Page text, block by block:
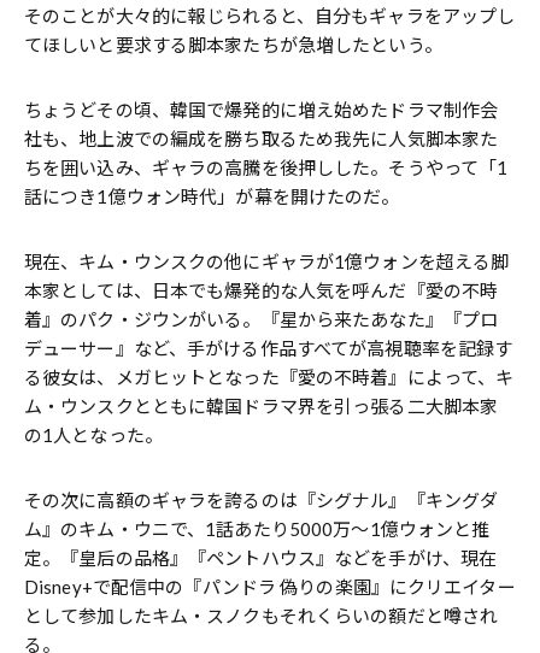
そのことが大々的に報じられると、自分もギャラをアップし
てほしいと要求する脚本家たちが急増したという。
ちょうどその頃、韓国で爆発的に増え始めたドラマ制作会
社も、地上波での編成を勝ち取るため我先に人気脚本家た
ちを囲い込み、ギャラの高騰を後押しした。そうやって「1
話につき1億ウォン時代」が幕を開けたのだ。
現在、キム・ウンスクの他にギャラが1億ウォンを超える脚
本家としては、日本でも爆発的な人気を呼んだ『愛の不時
着』のパク・ジウンがいる。『星から来たあなた』『プロ
デューサー』など、手がける作品すべてが高視聴率を記録す
る彼女は、メガヒットとなった『愛の不時着』によって、キ
ム・ウンスクとともに韓国ドラマ界を引っ張る二大脚本家
の1人となった。
その次に高額のギャラを誇るのは『シグナル』『キングダ
ム』のキム・ウニで、1話あたり5000万〜1億ウォンと推
定。『皇后の品格』『ペントハウス』などを手がけ、現在
Disney+で配信中の『パンドラ 偽りの楽園』にクリエイター
として参加したキム・スノクもそれくらいの額だと噂され
る。